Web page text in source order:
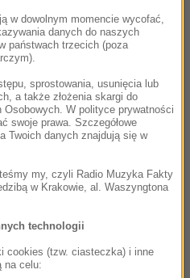
zakonnik zanim
odbył roczny staż
w dowolnym momencie wycofać,
danych do naszych
państwach trzecich (poza
sprostowania, usunięcia lub
a także złożenia skargi do
Osobowych. W polityce prywatności
swoje prawa. Szczegółowe
Twoich danych znajdują się w
my, czyli Radio Muzyka Fakty
w Krakowie, al. Waszyngtona
technologii
cookies (tzw. ciasteczka) i inne
na celu: